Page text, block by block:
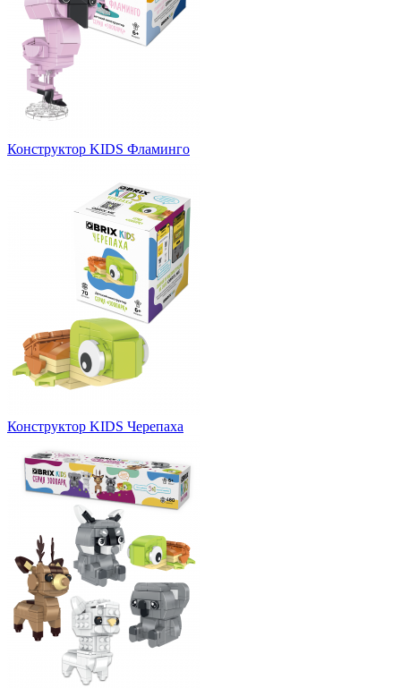
Конструктор KIDS Фламинго
Конструктор KIDS Черепаха